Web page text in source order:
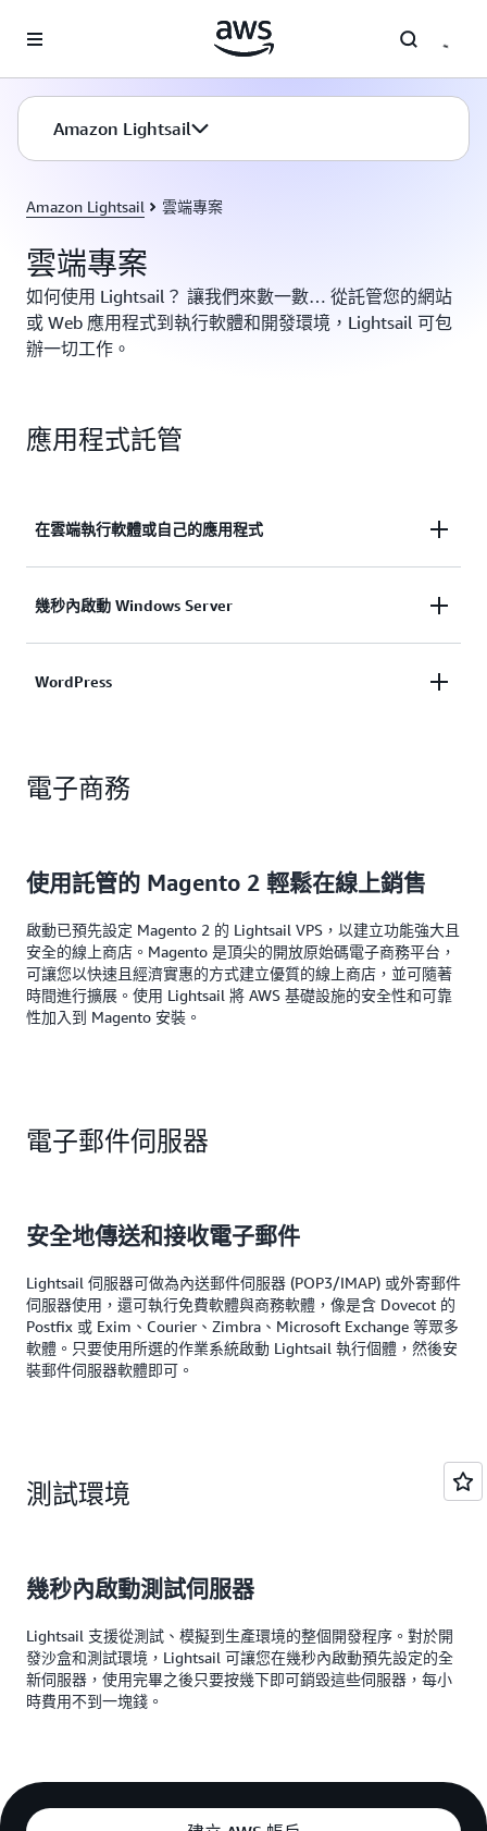
Amazon Lightsail
Amazon Lightsail 雲端專案
雲端專案
如何使用 Lightsail？ 讓我們來數一數… 從託管您的網站
或 Web 應用程式到執行軟體和開發環境，Lightsail 可包
辦一切工作。
應用程式託管
在雲端執行軟體或自己的應用程式
使用 Lightsail 可以很輕鬆地託管應用程式。只要按
Lightsail 為自己或公司執行開放原始碼或商業軟體，
探索如何
幾秒內啟動 Windows Server
Lightsail 是啟動並執行 Windows Server 的最簡單方
用一鍵式 RDP 存取來存取您的執行個體。
WordPress
格、線上商店等。使用 Lightsail，只要按幾下就能將
探索如何
電子商務
使用託管的 Magento 2 輕鬆在線上銷售
啟動已預先設定 Magento 2 的 Lightsail VPS，以建立功能強大且
安全的線上商店。Magento 是頂尖的開放原始碼電子商務平台，
可讓您以快速且經濟實惠的方式建立優質的線上商店，並可隨著
時間進行擴展。使用 Lightsail 將 AWS 基礎設施的安全性和可靠
性加入到 Magento 安裝。
電子郵件伺服器
安全地傳送和接收電子郵件
Lightsail 伺服器可做為內送郵件伺服器 (POP3/IMAP) 或外寄郵件
伺服器使用，還可執行免費軟體與商務軟體，像是含 Dovecot 的
Postfix 或 Exim、Courier、Zimbra、Microsoft Exchange 等眾多
軟體。只要使用所選的作業系統啟動 Lightsail 執行個體，然後安
裝郵件伺服器軟體即可。
測試環境
幾秒內啟動測試伺服器
Lightsail 支援從測試、模擬到生產環境的整個開發程序。對於開
發沙盒和測試環境，Lightsail 可讓您在幾秒內啟動預先設定的全
新伺服器，使用完畢之後只要按幾下即可銷毀這些伺服器，每小
時費用不到一塊錢。